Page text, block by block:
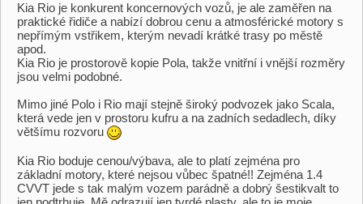
Kia Rio je konkurent koncernových vozů, je ale zaměřen na
praktické řidiče a nabízí dobrou cenu a atmosférické motory s
nepřímým vstřikem, kterým nevadí krátké trasy po městě
apod.
Kia Rio je prostorově kopie Pola, takže vnitřní i vnější rozměry
jsou velmi podobné.
Mimo jiné Polo i Rio mají stejně široký podvozek jako Scala,
která vede jen v prostoru kufru a na zadních sedadlech, díky
většímu rozvoru
Kia Rio boduje cenou/výbava, ale to platí zejména pro
základní motory, které nejsou vůbec špatné!! Zejména 1.4
CVVT jede s tak malým vozem parádně a dobrý šestikvalt to